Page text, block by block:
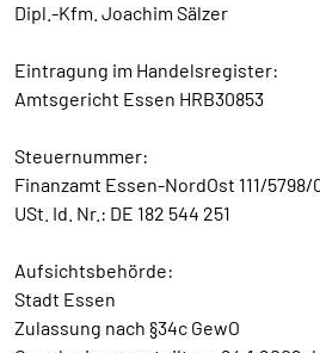
Dipl.-Kfm. Joachim Sälzer
Eintragung im Handelsregister:
Amtsgericht Essen HRB30853
Steuernummer:
Finanzamt Essen-NordOst 111/5798/
USt. Id. Nr.: DE 182 544 251
Aufsichtsbehörde:
Stadt Essen
Zulassung nach §34c GewO